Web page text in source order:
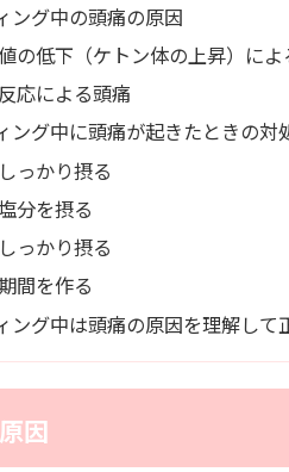
ング中の頭痛の原因
の低下（ケトン体の上昇）によ
応による頭痛
ング中に頭痛が起きたときの対
っかり摂る
分を摂る
っかり摂る
間を作る
ング中は頭痛の原因を理解して
因